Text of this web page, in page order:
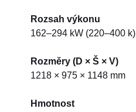
Rozsah výkonu
162–294 kW (220–400 k)
Rozměry (D × Š × V)
1218 × 975 × 1148 mm
Hmotnost